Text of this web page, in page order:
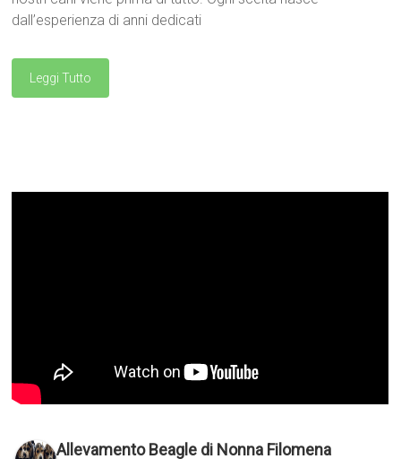
dall’esperienza di anni dedicati
Leggi Tutto
Allevamento Beagle di Nonna Filomena